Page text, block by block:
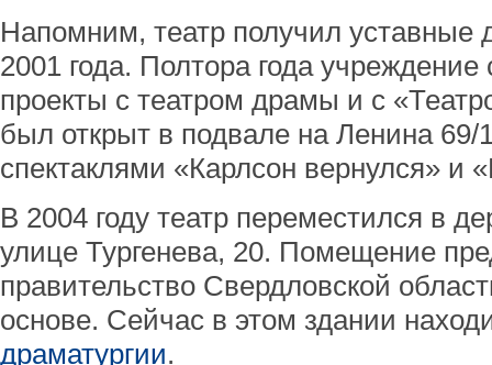
Напомним, театр получил уставные
2001 года. Полтора года
проекты с театром драмы и с
был открыт в подвале на Ленина 69/
спектаклями «Карлсон вернулся» и
В 2004 году театр переместился в
улице Тургенева, 20. Помещение
правительство Свердловской
основе. Сейчас в этом здании
драматургии.